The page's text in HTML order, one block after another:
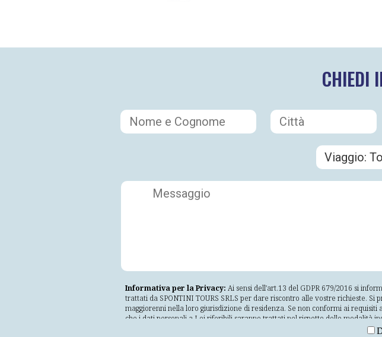
CHIEDI
Informativa per la Privacy: Ai sensi dell'art.13 del GDPR 679/2016 si
trattati da SPONTINI TOURS SRLS per dare riscontro alle vostre richieste.
maggiorenni nella loro giurisdizione di residenza. Se non conformi ai
che i dati personali a Lei riferibili saranno trattati nel rispetto delle modalità
lecito, corretto e trasparente nei confronti dell'interessato; raccolti per